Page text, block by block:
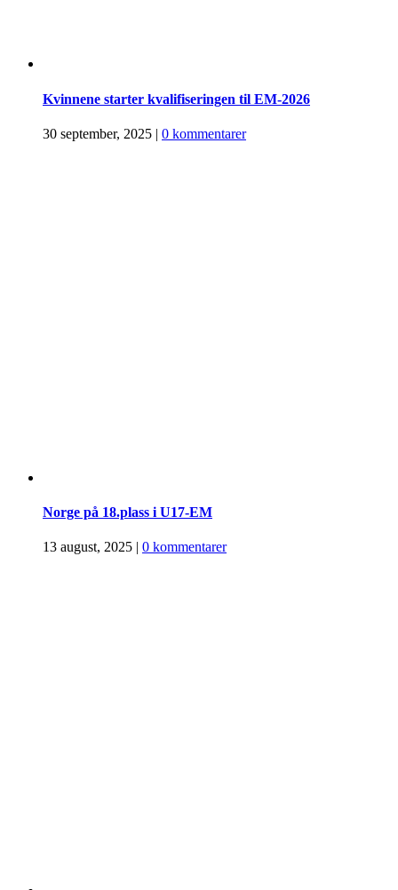
Kvinnene starter kvalifiseringen til EM-2026
30 september, 2025 | 0 kommentarer
Norge på 18.plass i U17-EM
13 august, 2025 | 0 kommentarer